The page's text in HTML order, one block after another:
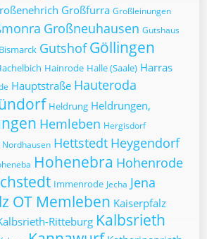
Großfurra Großleinungen
Großneuhausen Gutshaus
Gutshof Göllingen
Hainrode Halle (Saale) Harras
Hauptstraße Hauteroda
Heldrung Heldrungen,
Hemleben Hergisdorf
Hettstedt Heygendorf
Hohenebra Hohenrode
Immenrode Jecha Jena
OT Memleben Kaiserpfalz
Ritteburg Kalbsrieth